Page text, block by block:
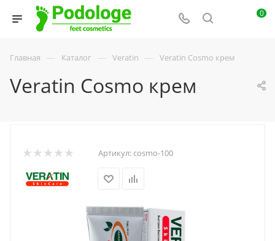
0
Главная — Каталог — Veratin — Veratin Cosmo крем
Veratin Cosmo крем
Артикул:cosmo-100